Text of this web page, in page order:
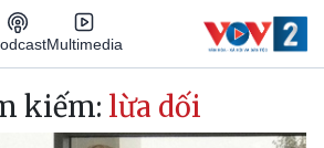
Multimedia
kiếm: lừa dối